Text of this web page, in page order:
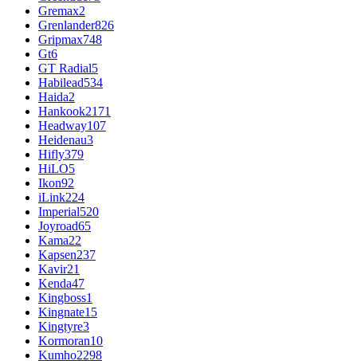
Gremax2
Grenlander826
Gripmax748
Gt6
GT Radial5
Habilead534
Haida2
Hankook2171
Headway107
Heidenau3
Hifly379
HiLO5
Ikon92
iLink224
Imperial520
Joyroad65
Kama22
Kapsen237
Kavir21
Kenda47
Kingboss1
Kingnate15
Kingtyre3
Kormoran10
Kumho2298